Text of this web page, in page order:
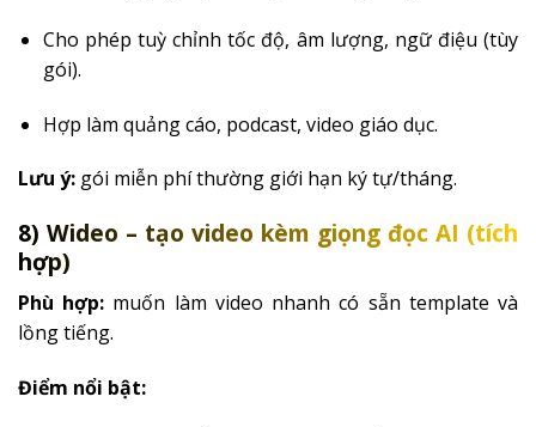
Cho phép tuỳ chỉnh tốc độ, âm lượng, ngữ điệu (tùy
gói).
Hợp làm quảng cáo, podcast, video giáo dục.
Lưu ý: gói miễn phí thường giới hạn ký tự/tháng.
8) Wideo – tạo video kèm giọng đọc AI (tích
hợp)
Phù hợp: muốn làm video nhanh có sẵn template và
lồng tiếng.
Điểm nổi bật: